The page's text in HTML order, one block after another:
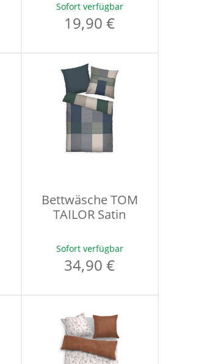
Sofort verfügbar
19,90 €
Bettwäsche TOM
TAILOR Satin
Sofort verfügbar
34,90 €